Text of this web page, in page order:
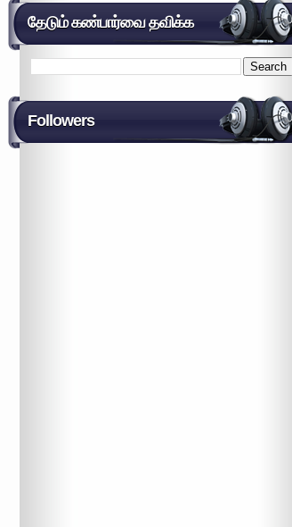
தேடும் கண்பார்வை தவிக்க
Followers